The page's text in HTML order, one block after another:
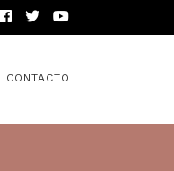
CONTACTO